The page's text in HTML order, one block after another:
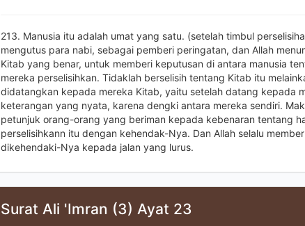
213. Manusia itu adalah umat yang satu. (setelah timbul
mengutus para nabi, sebagai pemberi peringatan, dan Allah
Kitab yang benar, untuk memberi keputusan di antara manusia
mereka perselisihkan. Tidaklah berselisih tentang Kitab itu
didatangkan kepada mereka Kitab, yaitu setelah datang kepada
keterangan yang nyata, karena dengki antara mereka sendiri.
petunjuk orang-orang yang beriman kepada kebenaran tentang
perselisihkann itu dengan kehendak-Nya. Dan Allah selalu
dikehendaki-Nya kepada jalan yang lurus.
Surat Ali 'Imran (3) Ayat 23